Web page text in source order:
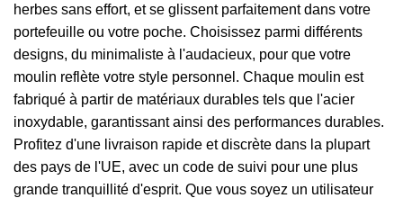
herbes sans effort, et se glissent parfaitement dans votre
portefeuille ou votre poche. Choisissez parmi différents
designs, du minimaliste à l'audacieux, pour que votre
moulin reflète votre style personnel. Chaque moulin est
fabriqué à partir de matériaux durables tels que l'acier
inoxydable, garantissant ainsi des performances durables.
Profitez d'une livraison rapide et discrète dans la plupart
des pays de l'UE, avec un code de suivi pour une plus
grande tranquillité d'esprit. Que vous soyez un utilisateur